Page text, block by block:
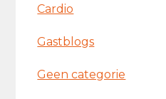
Cardio
Gastblogs
Geen categorie